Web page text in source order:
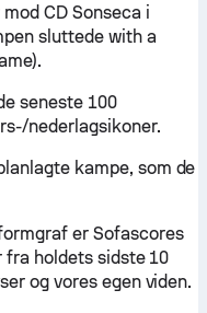
CD Sonseca i
sluttede with a
seneste 100
nederlagsikoner.
kampe, som de
er Sofascores
fra holdets sidste 10
og vores egen viden.